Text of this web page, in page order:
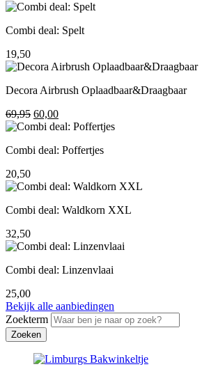
prijs
195,00.
prijs
155,00.
Combi deal: Spelt
19,50
Decora Airbrush Oplaadbaar&Draagbaar
69,95 Oorspronkelijke
prijs
69,95.
60,00Huidige
prijs
60,00.
Combi deal: Poffertjes
20,50
Combi deal: Waldkorn XXL
32,50
Combi deal: Linzenvlaai
25,00
Bekijk alle aanbiedingen
Zoekterm